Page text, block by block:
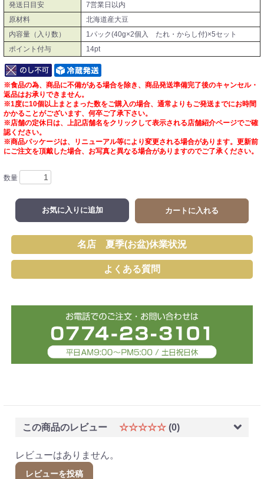
発送日目安
7営業日以内
原材料
北海道産大豆
内容量（入り数）
1パック(40g×2個入 たれ・からし付)×5セット
ポイント付与
14pt
※食品の為、商品に不備がある場合を除き、商品発送準備完了後のキャンセル・
返品はお承りできません。
※1度に10個以上まとまった数をご購入の場合、通常よりもご発送までにお時間
かかることがございます、何卒ご了承下さい。
※店舗の定休日は、上記店舗名をクリックして表示される店舗紹介ページでご確
認ください。
※商品パッケージは、リニューアル等により変更される場合があります。更新前
にご注文を頂戴した場合、お写真と異なる場合がありますのでご了承ください。
数量
お気に入りに追加 カートに入れる
名店 夏季(お盆)休業状況
よくある質問
この商品のレビュー ☆☆☆☆☆ (0)
レビューはありません。
レビューを投稿